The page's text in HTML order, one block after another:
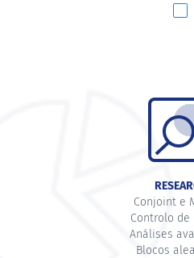
Conjoint e
Controlo de
Análises
Blocos